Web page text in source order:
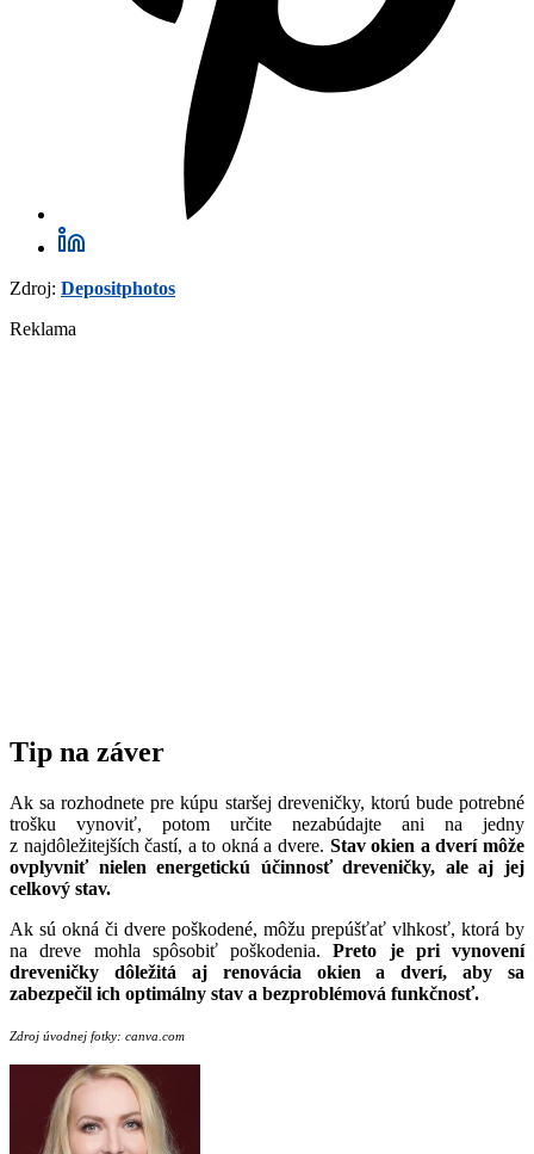
Zdroj: Depositphotos
Reklama
Tip na záver
Ak sa rozhodnete pre kúpu staršej dreveničky, ktorú bude potrebné
trošku vynoviť, potom určite nezabúdajte ani na jedny
z najdôležitejších častí, a to okná a dvere. Stav okien a dverí môže
ovplyvniť nielen energetickú účinnosť dreveničky, ale aj jej
celkový stav.
Ak sú okná či dvere poškodené, môžu prepúšťať vlhkosť, ktorá by
na dreve mohla spôsobiť poškodenia. Preto je pri vynovení
dreveničky dôležitá aj renovácia okien a dverí, aby sa
zabezpečil ich optimálny stav a bezproblémová funkčnosť.
Zdroj úvodnej fotky: canva.com